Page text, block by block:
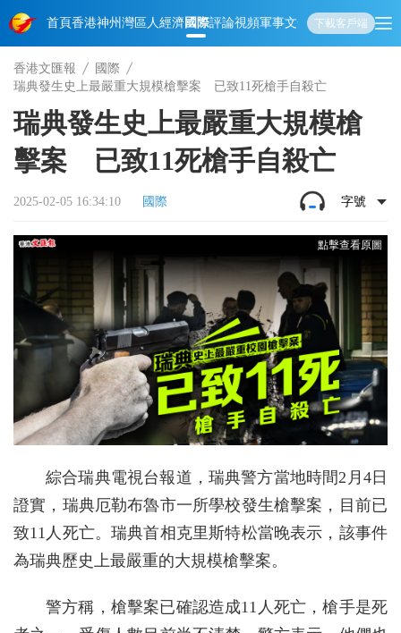
首頁香港神州 灣區人經濟國際評論視頻軍事文化 娛樂生活教育體
下載客戶端
香港文匯報
國際
瑞典發生史上最嚴重大規模槍擊案 已致11死槍手自殺亡
瑞典發生史上最嚴重大規模槍
擊案 已致11死槍手自殺亡
2025-02-05 16:34:10 國際 字號
綜合瑞典電視台報道，瑞典警方當地時間2月4日
證實，瑞典厄勒布魯市一所學校發生槍擊案，目前已
致11人死亡。瑞典首相克里斯特松當晚表示，該事件
為瑞典歷史上最嚴重的大規模槍擊案。
警方稱，槍擊案已確認造成11人死亡，槍手是死